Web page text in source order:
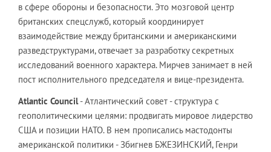
в сфере обороны и безопасности. Это мозговой центр
британских спецслужб, который координирует
взаимодействие между британскими и американскими
разведструктурами, отвечает за разработку секретных
исследований военного характера. Мирчев занимает в ней
пост исполнительного председателя и вице-президента.
Atlantic Council- Атлантический совет - структура с
геополитическими целями: продвигать мировое лидерство
США и позиции НАТО. В нем прописались мастодонты
американской политики - Збигнев БЖЕЗИНСКИЙ, Генри